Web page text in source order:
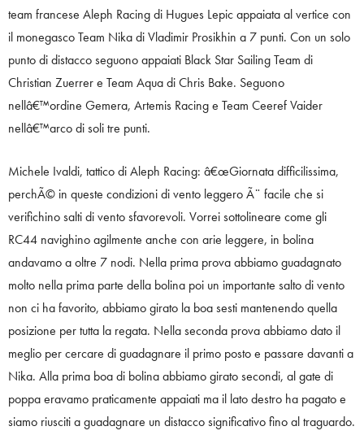
team francese Aleph Racing di Hugues Lepic appaiata al vertice con
il monegasco Team Nika di Vladimir Prosikhin a 7 punti. Con un solo
punto di distacco seguono appaiati Black Star Sailing Team di
Christian Zuerrer e Team Aqua di Chris Bake. Seguono
nellâ€™ordine Gemera, Artemis Racing e Team Ceeref Vaider
nellâ€™arco di soli tre punti.
Michele Ivaldi, tattico di Aleph Racing: â€œGiornata difficilissima,
perchÃ© in queste condizioni di vento leggero Ã¨ facile che si
verifichino salti di vento sfavorevoli. Vorrei sottolineare come gli
RC44 navighino agilmente anche con arie leggere, in bolina
andavamo a oltre 7 nodi. Nella prima prova abbiamo guadagnato
molto nella prima parte della bolina poi un importante salto di vento
non ci ha favorito, abbiamo girato la boa sesti mantenendo quella
posizione per tutta la regata. Nella seconda prova abbiamo dato il
meglio per cercare di guadagnare il primo posto e passare davanti a
Nika. Alla prima boa di bolina abbiamo girato secondi, al gate di
poppa eravamo praticamente appaiati ma il lato destro ha pagato e
siamo riusciti a guadagnare un distacco significativo fino al traguardo.